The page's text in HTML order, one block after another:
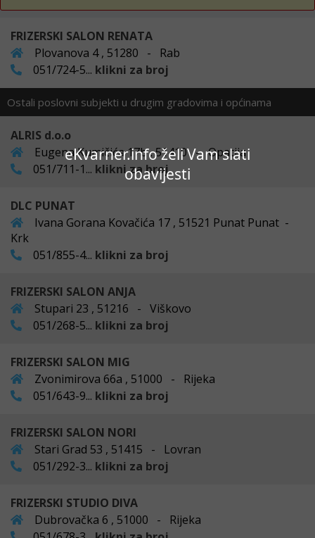
eKvarner.info želi Vam slati
obavijesti
FRIZERSKI SALON RENATA
Plovanova 4 , 51280 - Rab
051/724-5... klikni za broj
Ostali poslovni subjekti u drugim gradovima i općinama
ALRIS d.o.o
Eugena Kumičića 17b , 51410 - Opatija
051/711-1... klikni za broj
DLC PUNAT
Ivana Gorana Kovačića 17 , 51521 Punat Punat -
Krk
051/855-4... klikni za broj
FRIZERSKI SALON ANJA
Stupari 23 , 51216 - Viškovo
051/268-5... klikni za broj
FRIZERSKI SALON MIG
Zvonimirova 66a , 51000 - Rijeka
051/643-9... klikni za broj
FRIZERSKI SALON NORI
Stari Grad 53 , 51415 - Lovran
051/292-3... klikni za broj
FRIZERSKI STUDIO DIVA
Dubrovačka 6 , 51000 - Rijeka